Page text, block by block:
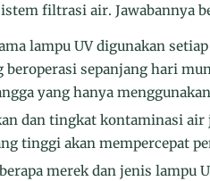
filtrasi air. Jawabannya
lampu UV digunakan
sepanjang hari
yang hanya
dan tingkat kontaminasi
tinggi akan mempercepat
merek dan jenis lampu